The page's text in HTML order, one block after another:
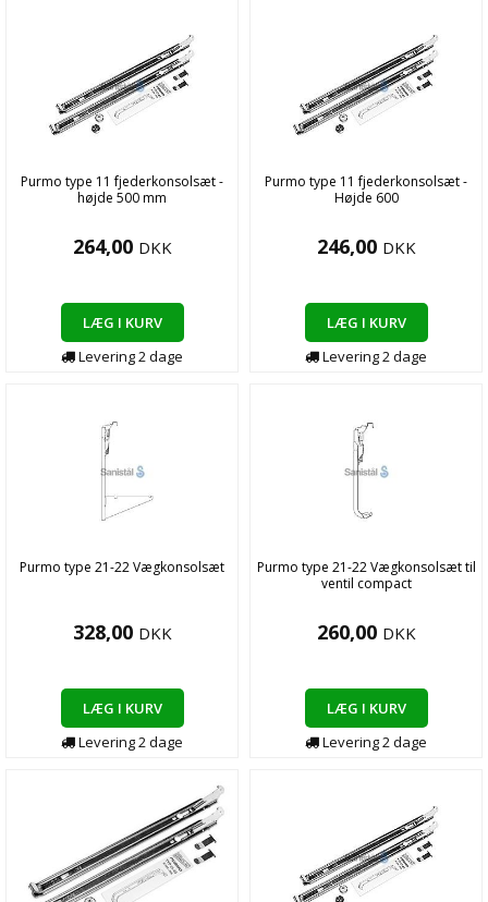
Purmo type 11 fjederkonsolsæt -
højde 500 mm
264,00 DKK
LÆG I KURV
Levering2dage
Purmo type 11 fjederkonsolsæt -
Højde 600
246,00 DKK
LÆG I KURV
Levering2dage
Purmo type 21-22 Vægkonsolsæt
328,00 DKK
LÆG I KURV
Levering2dage
Purmo type 21-22 Vægkonsolsæt til
ventil compact
260,00 DKK
LÆG I KURV
Levering2dage